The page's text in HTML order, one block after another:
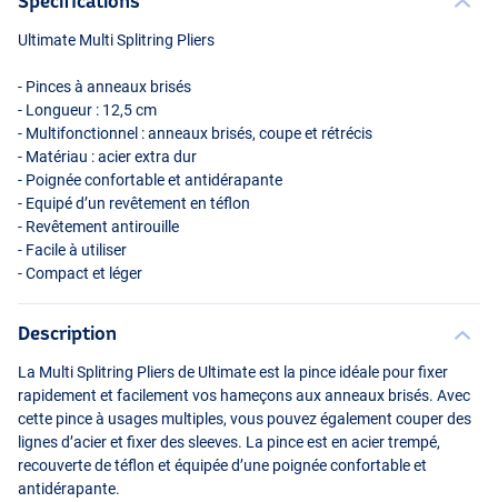
Ultimate Multi Splitring Pliers
- Pinces à anneaux brisés
- Longueur : 12,5 cm
- Multifonctionnel : anneaux brisés, coupe et rétrécis
- Matériau : acier extra dur
- Poignée confortable et antidérapante
- Equipé d’un revêtement en téflon
- Revêtement antirouille
- Facile à utiliser
- Compact et léger
Description
La Multi Splitring Pliers de Ultimate est la pince idéale pour fixer
rapidement et facilement vos hameçons aux anneaux brisés. Avec
cette pince à usages multiples, vous pouvez également couper des
lignes d’acier et fixer des sleeves. La pince est en acier trempé,
recouverte de téflon et équipée d’une poignée confortable et
antidérapante.